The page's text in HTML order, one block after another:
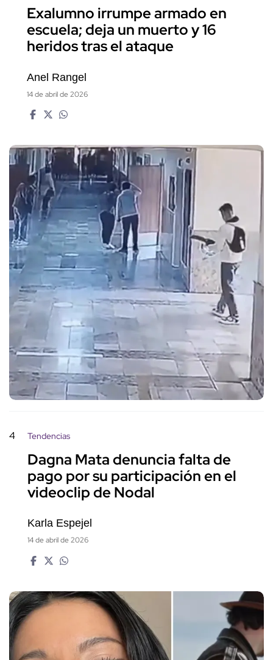
Exalumno irrumpe armado en
escuela; deja un muerto y 16
heridos tras el ataque
Anel Rangel
14 de abril de 2026
4 Tendencias
Dagna Mata denuncia falta de
pago por su participación en el
videoclip de Nodal
Karla Espejel
14 de abril de 2026